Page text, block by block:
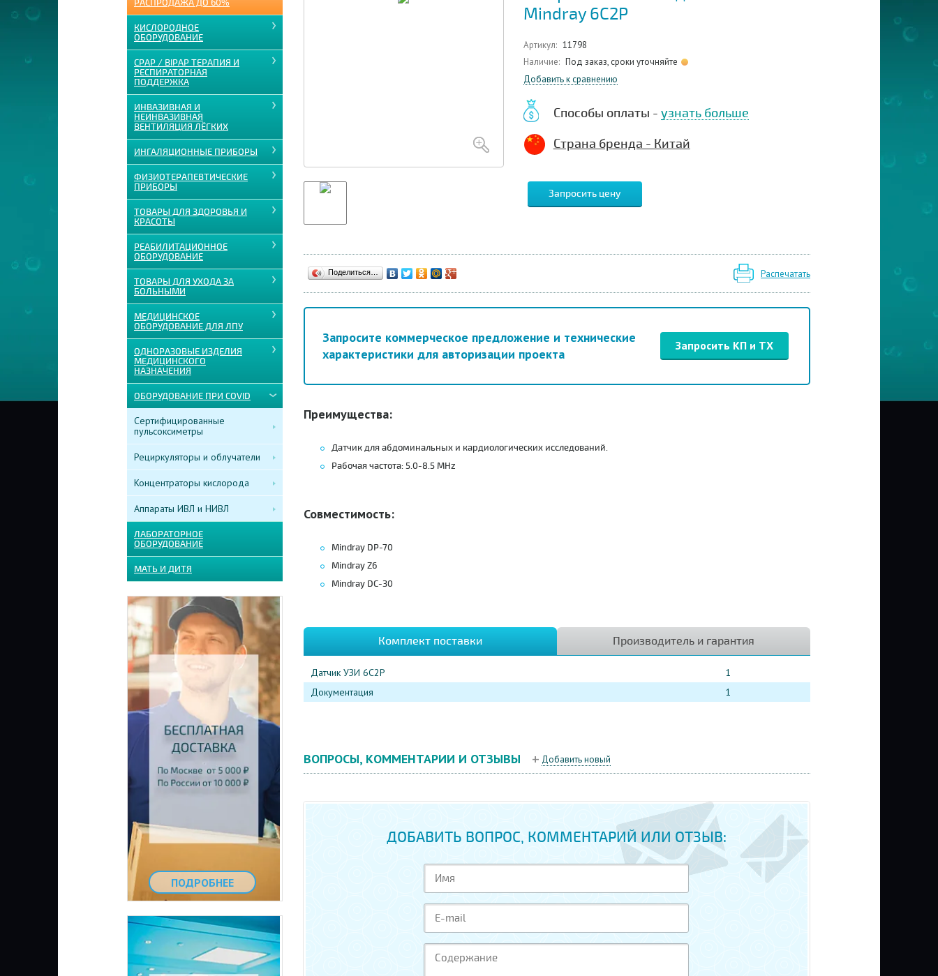
РАСПРОДАЖА ДО 60%
КИСЛОРОДНОЕ
ОБОРУДОВАНИЕ
CPAP / BIPAP ТЕРАПИЯ И
РЕСПИРАТОРНАЯ
ПОДДЕРЖКА
ИНВАЗИВНАЯ И
НЕИНВАЗИВНАЯ
ВЕНТИЛЯЦИЯ ЛЁГКИХ
ИНГАЛЯЦИОННЫЕ ПРИБОРЫ
ФИЗИОТЕРАПЕВТИЧЕСКИЕ
ПРИБОРЫ
ТОВАРЫ ДЛЯ ЗДОРОВЬЯ И
КРАСОТЫ
РЕАБИЛИТАЦИОННОЕ
ОБОРУДОВАНИЕ
ТОВАРЫ ДЛЯ УХОДА ЗА
БОЛЬНЫМИ
МЕДИЦИНСКОЕ
ОБОРУДОВАНИЕ ДЛЯ ЛПУ
ОДНОРАЗОВЫЕ ИЗДЕЛИЯ
МЕДИЦИНСКОГО
НАЗНАЧЕНИЯ
ОБОРУДОВАНИЕ ПРИ COVID
Сертифицированные
пульсоксиметры
Рециркуляторы и облучатели
Концентраторы кислорода
Аппараты ИВЛ и НИВЛ
ЛАБОРАТОРНОЕ
ОБОРУДОВАНИЕ
МАТЬ И ДИТЯ
ПОДРОБНЕЕ
Mindray 6C2P
Артикул: 11798
Наличие: Под заказ, сроки уточняйте
Добавить к сравнению
Способы оплаты - узнать больше
Страна бренда - Китай
Запросить цену
Поделиться… Распечатать
Запросите коммерческое предложение и технические
характеристики для авторизации проекта
Запросить КП и ТХ
Преимущества:
Датчик для абдоминальных и кардиологических исследований.
Рабочая частота: 5.0-8.5 MHz
Совместимость:
Mindray DP-70
Mindray Z6
Mindray DC-30
Комплект поставки Производитель и гарантия
Датчик УЗИ 6C2P
1
Документация
1
ВОПРОСЫ, КОММЕНТАРИИ И ОТЗЫВЫ Добавить новый
ДОБАВИТЬ ВОПРОС, КОММЕНТАРИЙ ИЛИ ОТЗЫВ: